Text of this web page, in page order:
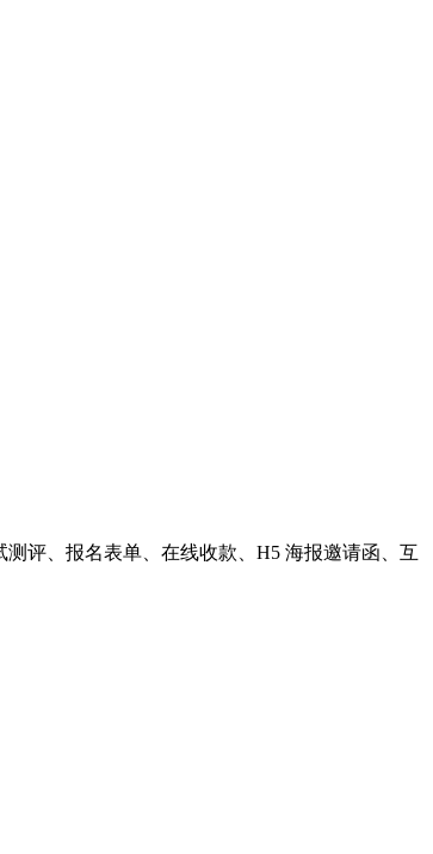
评、报名表单、在线收款、H5 海报邀请函、互